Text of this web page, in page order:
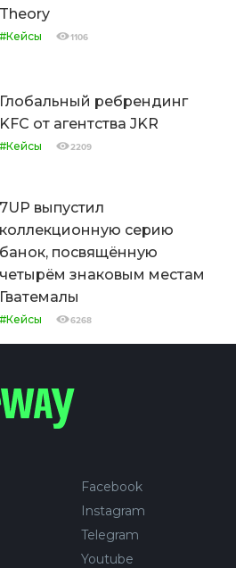
Theory
#Кейсы 1106
Глобальный ребрендинг
KFC от агентства JKR
#Кейсы 2209
7UP выпустил
коллекционную серию
банок, посвящённую
четырём знаковым местам
Гватемалы
#Кейсы 6268
Facebook
Instagram
Telegram
Youtube